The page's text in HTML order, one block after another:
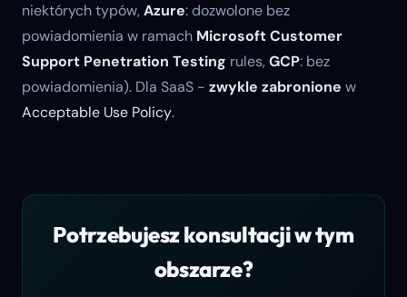
niektórych typów,Azure: dozwolone bez
powiadomienia w ramach Microsoft Customer
Support Penetration Testing rules,GCP: bez
powiadomienia). Dla SaaS - zwykle zabronione w
Acceptable Use Policy.
Potrzebujesz konsultacji w tym
obszarze?